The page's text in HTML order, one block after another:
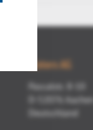
Kisters AG
Pascalstr. 8-10
D-52076 Aachen
Deutschland